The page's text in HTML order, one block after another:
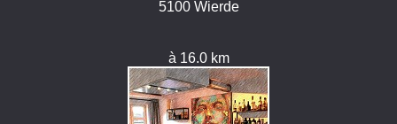
5100 Wierde
à 16.0 km